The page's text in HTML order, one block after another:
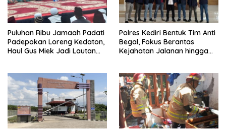
Puluhan Ribu Jamaah Padati
Padepokan Loreng Kedaton,
Haul Gus Miek Jadi Lautan
Polres Kediri Bentuk Tim Anti
Begal, Fokus Berantas
Kejahatan Jalanan hingga